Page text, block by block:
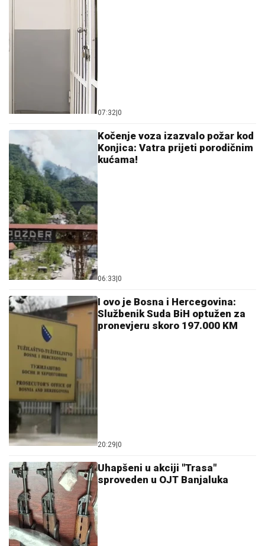
07:32 0
Kočenje voza izazvalo požar kod
Konjica: Vatra prijeti porodičnim
kućama!
06:33 0
I ovo je Bosna i Hercegovina:
Službenik Suda BiH optužen za
pronevjeru skoro 197.000 KM
20:29 0
Uhapšeni u akciji "Trasa"
sproveden u OJT Banjaluka